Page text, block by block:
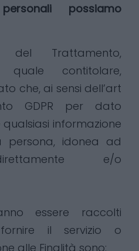
possiamo
del Trattamento,
quale contitolare,
che, ai sensi dell’art
GDPR per dato
informazione
persona, idonea ad
e/o
essere raccolti
il servizio o
alle Finalità sono: